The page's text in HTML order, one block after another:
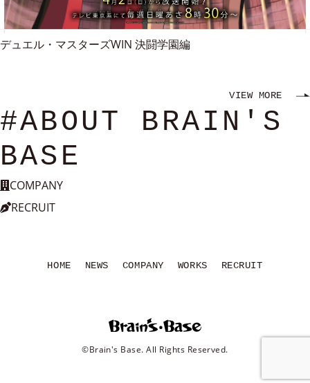
デュエル・マスターズWIN 決闘学園編
VIEW MORE
#ABOUT BRAIN'S
BASE
COMPANY
RECRUIT
HOME NEWS COMPANY WORKS RECRUIT
©Brain's Base. All Rights Reserved.